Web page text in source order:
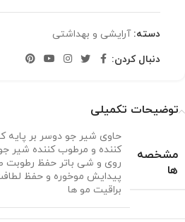
دسته: آرایشی و بهداشتی
دنبال کردن:
توضیحات تکمیلی
مشخصه
ها
حاوی شیر جو دوسر بر پایه
کننده و مرطوب کننده شیر
روی و شی باتر حفظ رطوبت
پیدایش موخوره و حفظ
براقیت مو ها